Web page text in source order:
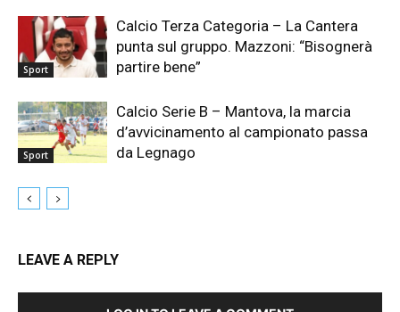
Sport
Calcio Terza Categoria – La Cantera
punta sul gruppo. Mazzoni: “Bisognerà
partire bene”
Sport
Calcio Serie B – Mantova, la marcia
d’avvicinamento al campionato passa
da Legnago
LEAVE A REPLY